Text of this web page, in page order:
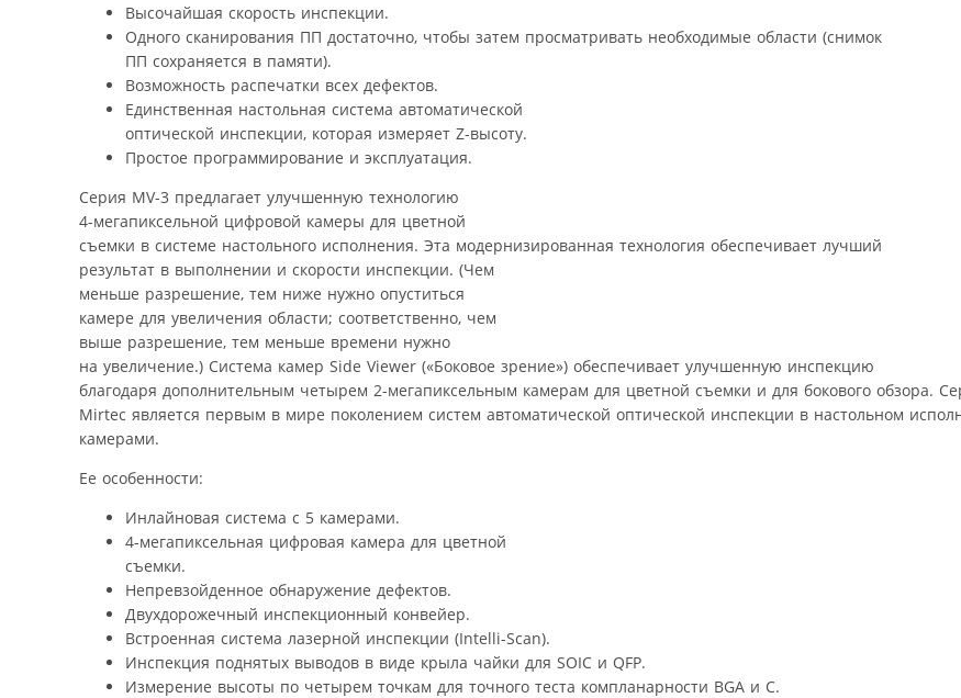
Высочайшая скорость инспекции.
Одного сканирования ПП достаточно, чтобы затем просматривать необходимые области (снимок
ПП сохраняется в памяти).
Возможность распечатки всех дефектов.
Единственная настольная система автоматической
оптической инспекции, которая измеряет Z-высоту.
Простое программирование и эксплуатация.
Серия MV-3 предлагает улучшенную технологию
4-мегапиксельной цифровой камеры для цветной
съемки в системе настольного исполнения. Эта модернизированная технология обеспечивает лучший
результат в выполнении и скорости инспекции. (Чем
меньше разрешение, тем ниже нужно опуститься
камере для увеличения области; соответственно, чем
выше разрешение, тем меньше времени нужно
на увеличение.) Система камер Side Viewer («Боковое зрение») обеспечивает улучшенную инспекцию
благодаря дополнительным четырем 2-мегапиксельным камерам для цветной съемки и для бокового обзора.
Mirtec является первым в мире поколением систем автоматической оптической инспекции в настольном
камерами.
Ее особенности:
Инлайновая система с 5 камерами.
4-мегапиксельная цифровая камера для цветной
съемки.
Непревзойденное обнаружение дефектов.
Двухдорожечный инспекционный конвейер.
Встроенная система лазерной инспекции (Intelli-Scan).
Инспекция поднятых выводов в виде крыла чайки для SOIC и QFP.
Измерение высоты по четырем точкам для точного теста компланарности BGA и C.